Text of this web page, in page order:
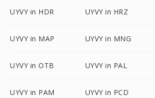
UYVY in HDR UYVY in HRZ
UYVY in MAP UYVY in MNG
UYVY in OTB UYVY in PAL
UYVY in PAM UYVY in PCD